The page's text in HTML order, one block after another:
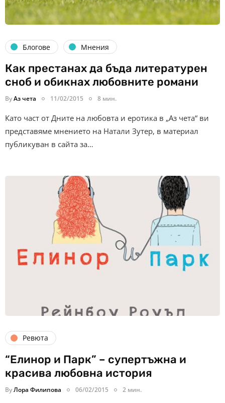
Блогове Мнения
Как престанах да бъда литературен
сноб и обикнах любовните романи
ByАз чета 11/02/2015 8 мин.
Като част от Дните на любовта и еротика в „Аз чета“ ви
представяме мнението на Натали Зутер, в материал
публикуван в сайта за…
Ревюта
“Елинор и Парк” – супертъжна и
красива любовна история
ByЛора Филипова 06/02/2015 2 мин.